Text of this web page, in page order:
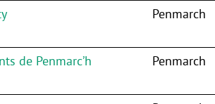
Penmarch
de Penmarc’h
Penmarch